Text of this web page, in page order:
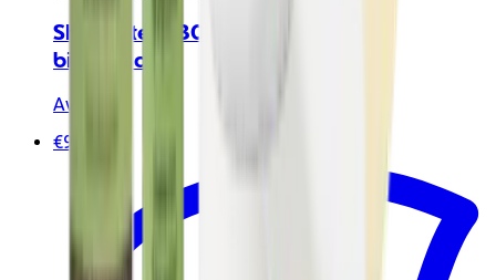
Sheaboter 230ml - Gecertificeerd
biologisch
Avril
€9.80